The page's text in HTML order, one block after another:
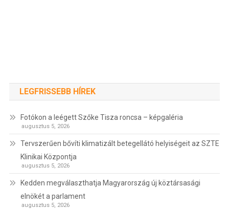
LEGFRISSEBB HÍREK
Fotókon a leégett Szőke Tisza roncsa – képgaléria
augusztus 5, 2026
Tervszerűen bővíti klimatizált betegellátó helyiségeit az SZTE
Klinikai Központja
augusztus 5, 2026
Kedden megválaszthatja Magyarország új köztársasági
elnökét a parlament
augusztus 5, 2026